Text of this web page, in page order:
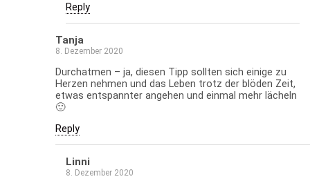
Reply
Tanja
8. Dezember 2020
Durchatmen – ja, diesen Tipp sollten sich einige zu
Herzen nehmen und das Leben trotz der blöden Zeit,
etwas entspannter angehen und einmal mehr lächeln
🙂
Reply
Linni
8. Dezember 2020